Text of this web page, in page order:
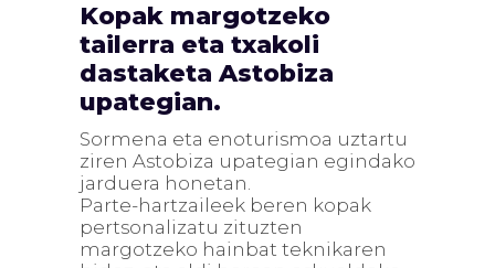
Kopak margotzeko
tailerra eta txakoli
dastaketa Astobiza
upategian.
Sormena eta enoturismoa uztartu
ziren Astobiza upategian egindako
jarduera honetan.
Parte-hartzaileek beren kopak
pertsonalizatu zituzten
margotzeko hainbat teknikaren